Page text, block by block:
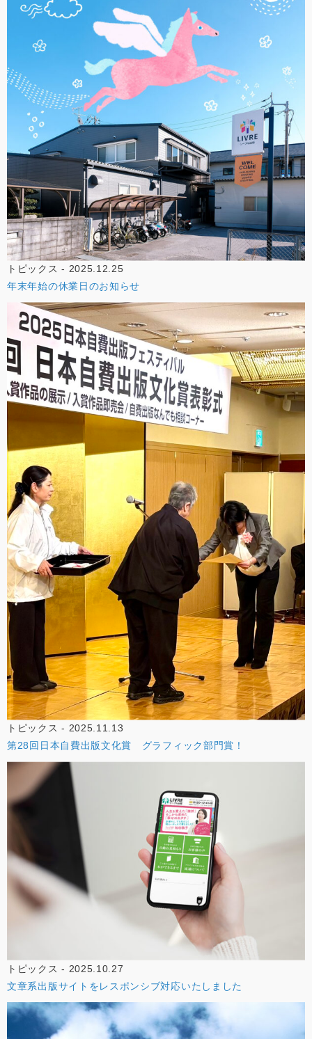
トピックス - 2025.12.25
年末年始の休業日のお知らせ
トピックス - 2025.11.13
第28回日本自費出版文化賞 グラフィック部門賞！
トピックス - 2025.10.27
文章系出版サイトをレスポンシブ対応いたしました